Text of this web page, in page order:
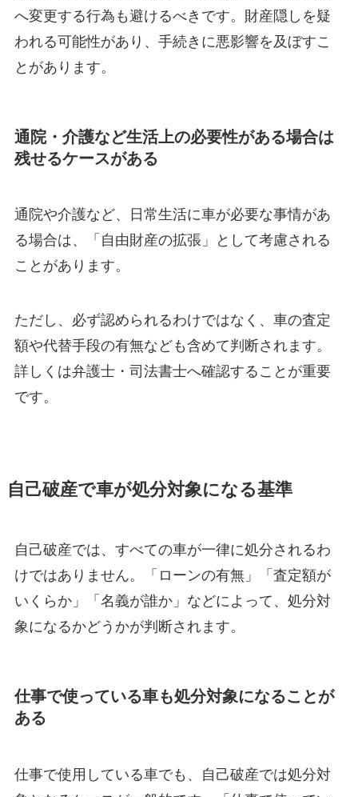
へ変更する行為も避けるべきです。財産隠しを疑
われる可能性があり、手続きに悪影響を及ぼすこ
とがあります。
通院・介護など生活上の必要性がある場合は
残せるケースがある
通院や介護など、日常生活に車が必要な事情があ
る場合は、「自由財産の拡張」として考慮される
ことがあります。
ただし、必ず認められるわけではなく、車の査定
額や代替手段の有無なども含めて判断されます。
詳しくは弁護士・司法書士へ確認することが重要
です。
自己破産で車が処分対象になる基準
自己破産では、すべての車が一律に処分されるわ
けではありません。「ローンの有無」「査定額が
いくらか」「名義が誰か」などによって、処分対
象になるかどうかが判断されます。
仕事で使っている車も処分対象になることが
ある
仕事で使用している車でも、自己破産では処分対